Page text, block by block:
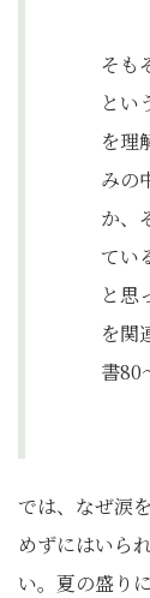
そも
とい
を理
みの
か、
てい
と思
を関
書80
では、なぜ涙
めずにはいら
い。夏の盛り